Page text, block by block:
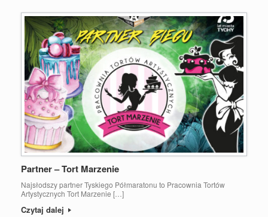
Partner – Tort Marzenie
Najsłodszy partner Tyskiego Półmaratonu to Pracownia Tortów
Artystycznych Tort Marzenie […]
Czytaj dalej